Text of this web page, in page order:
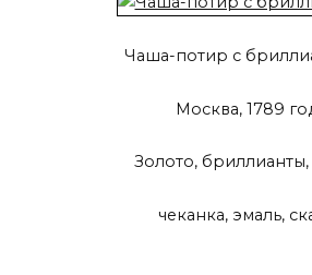
Чаша-потир с
Москва, 1789
Золото, бриллианты,
чеканка, эмаль,